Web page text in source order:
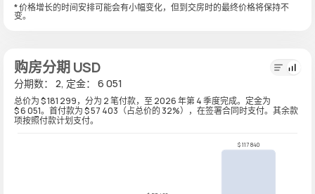
* 价格增长的时间安排可能会有小幅变化，但到交房时的最终价格将保持不
变。
购房分期 USD
分期数： 2, 定金： 6 051
总价为 $ 181 299，分为 2 笔付款，至 2026 年第 4 季度完成。定金为
$ 6 051。首付款为 $ 57 403（占总价的 32%），在签署合同时支付。其余款
项按照付款计划支付。